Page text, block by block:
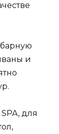
барную
и
для